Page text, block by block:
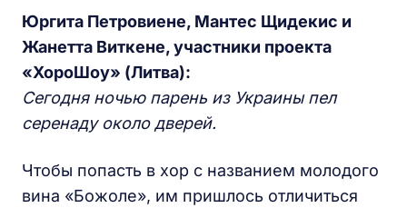
Юргита Петровиене, Мантес Щидекис и
Жанетта Виткене, участники проекта
«ХороШоу» (Литва):
Сегодня ночью парень из Украины пел
серенаду около дверей.
Чтобы попасть в хор с названием молодого
вина «Божоле», им пришлось отличиться